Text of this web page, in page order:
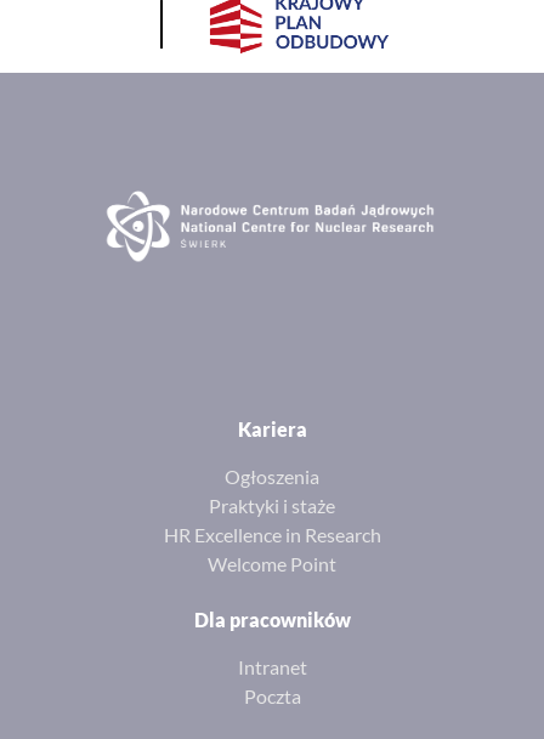
Kariera
Ogłoszenia
Praktyki i staże
HR Excellence in Research
Welcome Point
Dla pracowników
Intranet
Poczta